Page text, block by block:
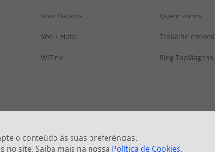
o conteúdo às suas preferências.
no site. Saiba mais na nossa Política de Cookies.
Voos Baratos
Voo + Hotel
WiZink
Quem somos
Trabalhe
Blog TopViagens